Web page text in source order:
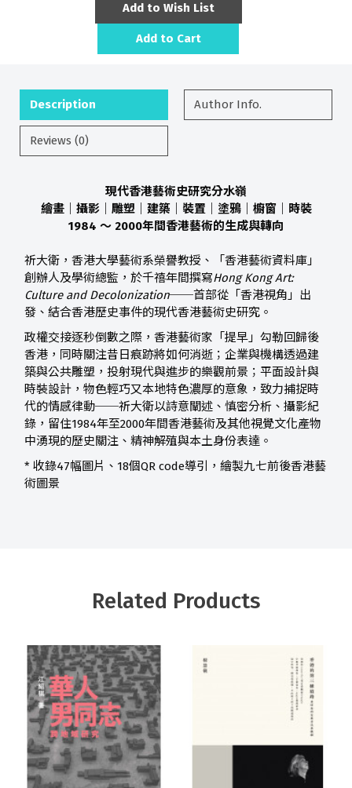
Add to Wish List
Add to Cart
Description Author Info.
Reviews (0)
現代香港藝術史研究分水嶺
繪畫｜攝影｜雕塑｜建築｜裝置｜塗鴉｜櫥窗｜時裝
1984 ～ 2000年間香港藝術的生成與轉向
祈大衛，香港大學藝術系榮譽教授、「香港藝術資料庫」
創辦人及學術總監，於千禧年間撰寫Hong Kong Art:
Culture and Decolonization──首部從「香港視角」出
發、結合香港歷史事件的現代香港藝術史研究。
政權交接逐秒倒數之際，香港藝術家「提早」勾勒回歸後
香港，同時關注昔日痕跡將如何消逝；企業與機構透過建
築與公共雕塑，投射現代與進步的樂觀前景；平面設計與
時裝設計，物色輕巧又本地特色濃厚的意象，致力捕捉時
代的情感律動──祈大衛以詩意闡述、慎密分析、攝影紀
錄，留住1984年至2000年間香港藝術及其他視覺文化產物
中湧現的歷史關注、精神解殖與本土身份表達。
* 收錄47幅圖片、18個QR code導引，繪製九七前後香港藝
術圖景
Related Products